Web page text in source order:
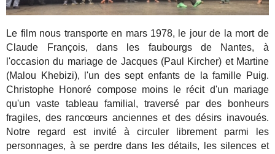
Le film nous transporte en mars 1978, le jour de la mort de
Claude François, dans les faubourgs de Nantes, à
l'occasion du mariage de Jacques (Paul Kircher) et Martine
(Malou Khebizi), l'un des sept enfants de la famille Puig.
Christophe Honoré compose moins le récit d'un mariage
qu'un vaste tableau familial, traversé par des bonheurs
fragiles, des rancœurs anciennes et des désirs inavoués.
Notre regard est invité à circuler librement parmi les
personnages, à se perdre dans les détails, les silences et